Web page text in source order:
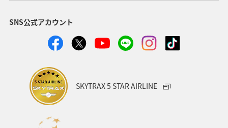
SNS公式アカウント
SKYTRAX 5 STAR AIRLINE